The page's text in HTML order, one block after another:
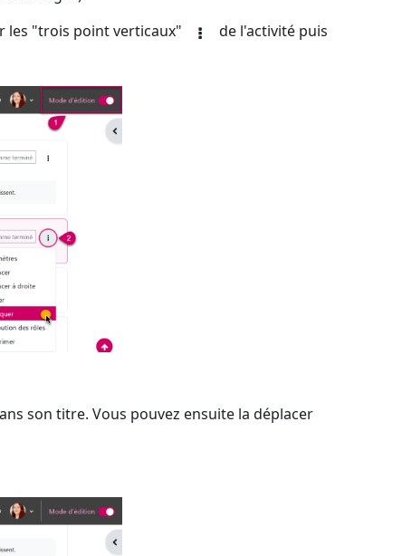
les "trois point verticaux"
de l'activité puis
son titre. Vous pouvez ensuite la déplacer